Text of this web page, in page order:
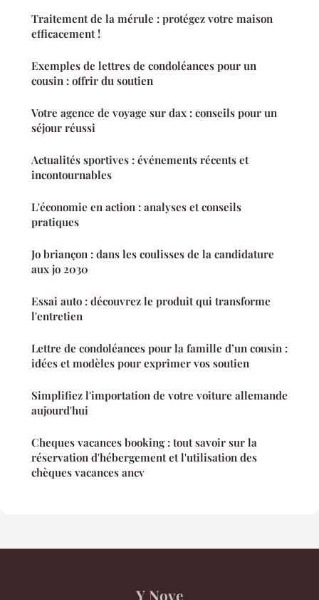
Traitement de la mérule : protégez votre maison
efficacement !
Exemples de lettres de condoléances pour un
cousin : offrir du soutien
Votre agence de voyage sur dax : conseils pour un
séjour réussi
Actualités sportives : événements récents et
incontournables
L'économie en action : analyses et conseils
pratiques
Jo briançon : dans les coulisses de la candidature
aux jo 2030
Essai auto : découvrez le produit qui transforme
l'entretien
Lettre de condoléances pour la famille d’un cousin :
idées et modèles pour exprimer vos soutien
Simplifiez l'importation de votre voiture allemande
aujourd'hui
Cheques vacances booking : tout savoir sur la
réservation d'hébergement et l'utilisation des
chèques vacances ancv
Y Nove